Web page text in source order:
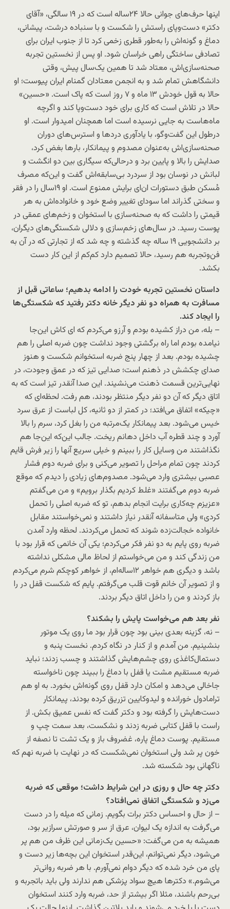
اینها حرف‌های جوانی حالا ٢۴ساله است که در ١٩ سالگی، «آقای
دکتر» دست‌و‌پای راستش را شکست و با سنباده ‌درشت، پیشانی،
دماغ و گونه‌اش را به‌طور قطری زخمی کرد تا از جنوب ایران برای
تصادفی ساختگی راهی خراسان شود. او پس از نخستین تجربه‌
صحنه‌سازی‌اش، معتاد شد تا همین یک‌سال پیش، وقتی
دانشگاهش تمام شد و به انجمن معتادان گمنام ایران پیوست؛ او
حالا به قول خودش ١٣ ماه و ٧ روز است که پاک‌ است. «حسین»
حالا در تلاش است که کاری برای خود دست‌وپا کند و اگرچه
ماه‌هاست به جایی نرسیده است اما همچنان امیدوار است. او
درطول این گفت‌و‌گو، با یادآوری دردها و استرس‌های دوران
صحنه‌سازی‌اش به‌عنوان مصدوم و پیمانکار، بارها بغض کرد،
صدایش را بالا و پایین برد و درحالی‌که سیگاری بین دو انگشت و
لبانش در نوسان بود از سردرد بی‌سابقه‌اش گفت و این‌که مصرف
مُسکن طبق دستورات ان‌ای برایش ممنوع است. او ١٩‌سال را در فقر
و سختی گذراند اما سودای تغییر وضع خود و خانواده‌اش به هر
قیمتی را داشت که به صحنه‌سازی با استخوان و زخم‌های عمقی در
پوست رسید. در سال‌های زخم‌سازی و دلالی شکستگی‌های دیگران،
بر دانشجویی ١٩ ساله چه گذشته و چه شد که از تجارتی که در آن به
فن‌و‌تجربه هم رسید، حالا تصمیم دارد کم‌کم از این کار دست
بکشد.
داستان نخستین تجربه خودت را ادامه بدهیم؛ ساعاتی قبل از
مسافرت به همراه دو نفر دیگر خانه دکتر رفتید که شکستگی‌ها
را ایجاد کند.
– بله، من دراز کشیده بودم و آرزو می‌کردم که‌ ای کاش این‌جا
نیامده بودم اما راه برگشتی وجود نداشت چون ضربه اصلی را هم
چشیده بودم. بعد از چهار پنج ضربه استخوانم شکست و هنوز
صدای چکشش در ذهنم است؛ صدایی تیز که در عمق وجودت، در
نهایی‌ترین قسمت ذهنت می‌نشیند. این صدا آنقدر تیز است که به
اتاق دیگر که آن دو نفر دیگر منتظر بودند، هم رفت. لحظه‌ای که
«چیکه» اتفاق می‌افتد؛ در کمتر از دو ثانیه، کل لباست از عرق سرد
خیس می‌شود. بعد پیمانکار یک‌مرتبه من را بغل کرد، سرم را بالا
آورد و چند قطره آب داخل دهانم ریخت. جالب این‌که این‌جا هم
نگذاشتند من وسایل کار را ببینم و خیلی سریع آنها را زیر فرش قایم
کردند چون تمام مراحل را تصویر می‌کنی و برای ضربه دوم فشار
عصبی بیشتری وارد می‌شود. مصدوم‌های زیادی را دیدم که موقع
ضربه دوم می‌گفتند «غلط کردیم بگذار برویم» و من می‌گفتم
«عزیزم چه‌کاری برایت انجام بدهم، تو که ضربه اصلی را تحمل
کردی» ولی متاسفانه آنقدر نیاز داشتند و نمی‌خواستند مقابل
خانواده خجالت‌زده شوند که تحمل می‌کردند. لحظه وارد آمدن
ضربه روی پایم به دو نفر فکر می‌کردم؛ یکی آن خانمی که قرار بود با
من زندگی کند و من می‌خواستم از لحاظ مالی مشکلی نداشته
باشد و دیگری هم خواهر ١٢ساله‌ام، از خواهر کوچکم شرم می‌کردم
و از تصویر آن خانم قوت ‌قلب می‌گرفتم. پایم که شکست قفل در را
باز کردند و من را داخل اتاق دیگر بردند.
نفر بعد هم می‌خواست پایش را بشکند؟
– نه، گزینه بعدی بینی بود چون قرار بود ما روی یک موتور
بنشینیم. من آمدم و از کنار در نگاه کردم. نخست پنبه و
دستمال‌کاغذی روی چشم‌هایش گذاشتند و چسب زدند؛ نباید
ضربه مستقیم مشت یا قفل با دماغ را ببیند چون ناخواسته
جاخالی می‌دهد و امکان دارد قفل روی گونه‌‌اش بخورد. به او هم
ترامادول خورانده و لیدوکایین تزریق کرده بودند، پیمانکار
دست‌هایش را گرفته بود و دکتر گفت که نفس عمیق بکش. از
راست با قفل کتابی ضربه زدند و نشکست، بعد سمت چپ و
مستقیم. پوست دماغ پاره، غضروف باز و یک تشت تا نصفه از
خون پر شد ولی استخوان نمی‌شکست که در نهایت با ضربه نهم که
ناگهانی بود شکسته شد.
دکتر چه حال و روزی در این شرایط داشت؛ موقعی که ضربه
می‌زد و شکستگی اتفاق نمی‌افتاد؟
– از حال و احساس دکتر برات بگویم. زمانی که میله را در دست
می‌گرفت به اندازه یک‌ لیوان، عرق از سر و صورتش سرازیر بود،
همیشه به من می‌گفت: «حسین یک‌زمانی این ظرف من هم پر
می‌شود، دیگر نمی‌توانم، این‌قدر استخوان این بچه‌ها زیر دست و
پای من خرد شده‌ که دیگر دوام نمی‌آورم. با هر ضربه روانی‌تر
می‌شوم.» دکترها هیچ سواد پزشکی هم ندارند ولی باید باتجربه و
بی‌رحم باشند، مثلا اگر بیشتر از حد، ضربه وارد کنند استخوان